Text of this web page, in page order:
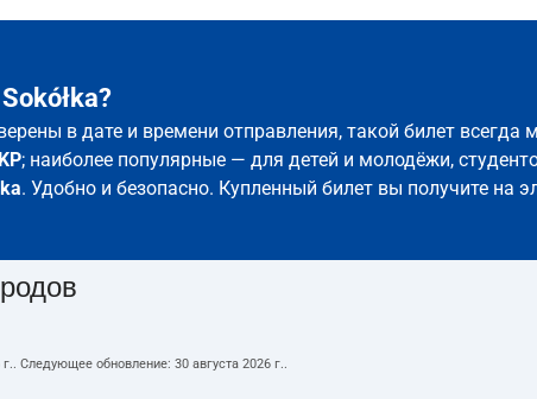
в дате и времени отправления, такой билет всегда
; наиболее популярные — для детей и молодёжи,
. Удобно и безопасно. Купленный билет вы получите на
. Следующее обновление: 30 августа 2026 г..